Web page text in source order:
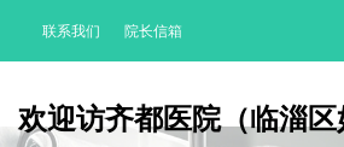
联系我们 院长信箱
欢迎访齐都医院（临淄